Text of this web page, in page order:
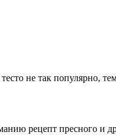
не так популярно,
рецепт пресного и